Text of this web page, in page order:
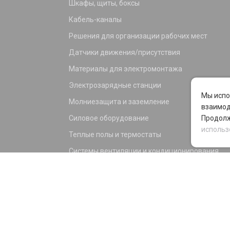
Шкафы, щиты, боксы
Кабель-каналы
Решения для организации рабочих мест
Датчики движения/присутствия
Материалы для электромонтажа
Электрозарядные станции
Молниезащита и заземление
Силовое оборудование
Теплые полы и термостаты
Системы вентиляции и кондиционирования
Мы